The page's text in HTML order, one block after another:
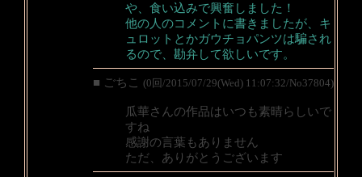
や、食い込みで興奮しました！
他の人のコメントに書きましたが、キ
ュロットとかガウチョパンツは騙され
るので、勘弁して欲しいです。
■ ごちこ (0回/2015/07/29(Wed) 11:07:32/No37804)
瓜華さんの作品はいつも素晴らしいで
すね
感謝の言葉もありません
ただ、ありがとうございます